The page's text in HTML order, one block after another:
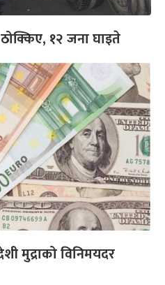
१२ जना घाइते
मुद्राको विनिमयदर